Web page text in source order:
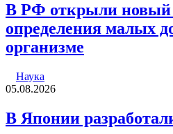
В РФ открыли новый
определения малых
организме
Наука
05.08.2026
В Японии